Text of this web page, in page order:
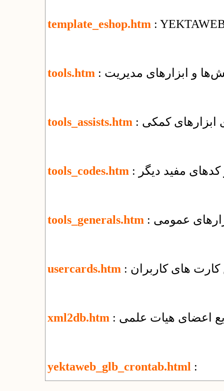
template_eshop.htm :
tools.htm و ابزارهای مدیریت
tools_assists.htm ابزارهای کمکی
tools_codes.htm کدهای مفید دیگر
tools_generals.htm عمومی
usercards.htm های کاربران
xml2db.htm اعضای هیات علمی
yektaweb_glb_crontab.html :